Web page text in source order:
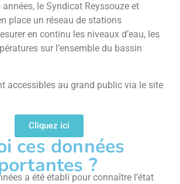
le Syndicat Reyssouze et
place un réseau de stations
en continu les niveaux d’eau, les
sur l’ensemble du bassin
accessibles au grand public via le site
Cliquez ici
ces données
?
a été établi pour connaître l’état